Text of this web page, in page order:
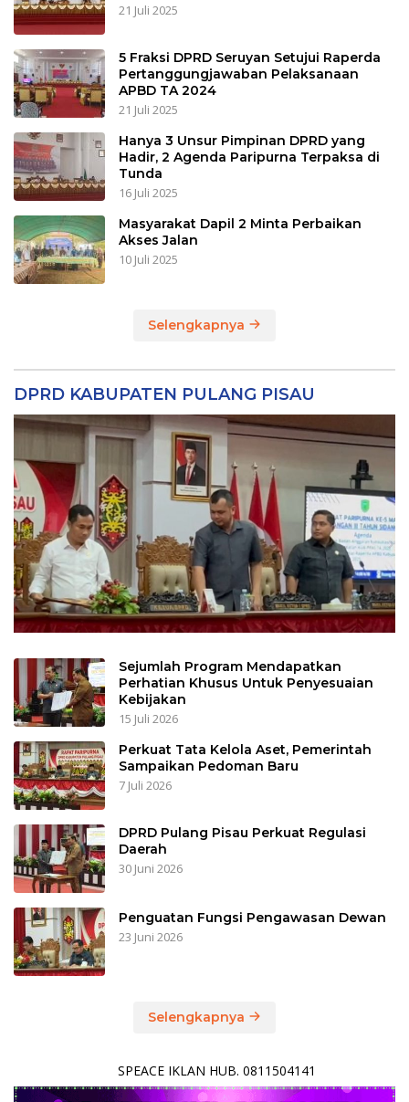
21 Juli 2025
5 Fraksi DPRD Seruyan Setujui Raperda
Pertanggungjawaban Pelaksanaan
APBD TA 2024
21 Juli 2025
Hanya 3 Unsur Pimpinan DPRD yang
Hadir, 2 Agenda Paripurna Terpaksa di
Tunda
16 Juli 2025
Masyarakat Dapil 2 Minta Perbaikan
Akses Jalan
10 Juli 2025
Selengkapnya
DPRD KABUPATEN PULANG PISAU
Sejumlah Program Mendapatkan
Perhatian Khusus Untuk Penyesuaian
Kebijakan
15 Juli 2026
Perkuat Tata Kelola Aset, Pemerintah
Sampaikan Pedoman Baru
7 Juli 2026
DPRD Pulang Pisau Perkuat Regulasi
Daerah
30 Juni 2026
Penguatan Fungsi Pengawasan Dewan
23 Juni 2026
Selengkapnya
SPEACE IKLAN HUB. 0811504141